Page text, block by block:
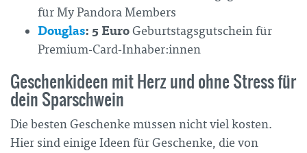
für My Pandora Members
Douglas: 5 EuroGeburtstagsgutschein für
Premium-Card-Inhaber:innen
Geschenkideen mit Herz und ohne Stress für
dein Sparschwein
Die besten Geschenke müssen nicht viel kosten.
Hier sind einige Ideen für Geschenke, die von